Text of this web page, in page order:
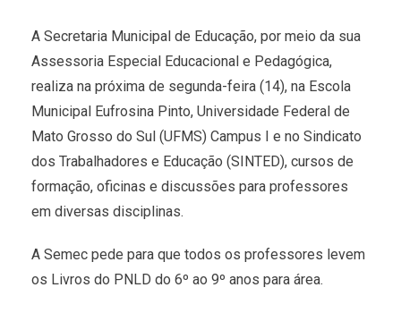
A Secretaria Municipal de Educação, por meio da sua
Assessoria Especial Educacional e Pedagógica,
realiza na próxima de segunda-feira (14), na Escola
Municipal Eufrosina Pinto, Universidade Federal de
Mato Grosso do Sul (UFMS) Campus I e no Sindicato
dos Trabalhadores e Educação (SINTED), cursos de
formação, oficinas e discussões para professores
em diversas disciplinas.
A Semec pede para que todos os professores levem
os Livros do PNLD do 6º ao 9º anos para área.